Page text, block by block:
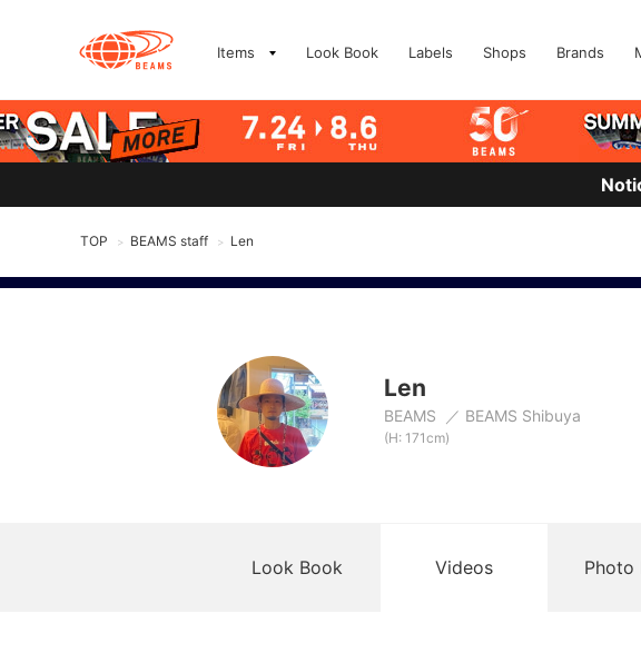
Items Look Book Labels Shops Brands
TOP > BEAMS staff > Len
Len
BEAMS BEAMS Shibuya
(H: 171cm)
Look Book Videos Photo